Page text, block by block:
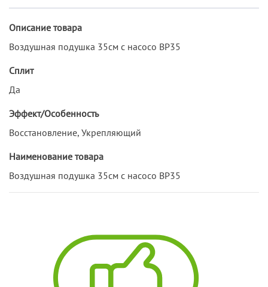
Описание товара
Воздушная подушка 35см с насосо ВР35
Сплит
Да
Эффект/Особенность
Восстановление, Укрепляющий
Наименование товара
Воздушная подушка 35см с насосо ВР35